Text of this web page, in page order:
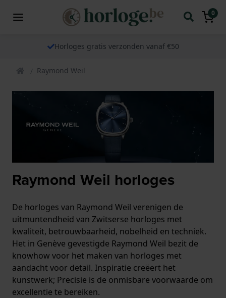
0
Horloges gratis verzonden vanaf €50
Raymond Weil
Raymond Weil horloges
De horloges van Raymond Weil verenigen de
uitmuntendheid van Zwitserse horloges met
kwaliteit, betrouwbaarheid, nobelheid en techniek.
Het in Genève gevestigde Raymond Weil bezit de
knowhow voor het maken van horloges met
aandacht voor detail. Inspiratie creëert het
kunstwerk; Precisie is de onmisbare voorwaarde om
excellentie te bereiken.